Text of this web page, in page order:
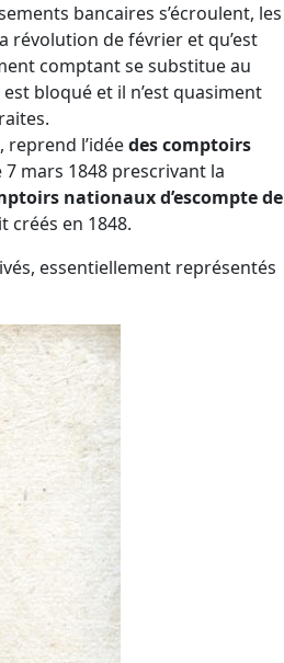
bancaires s’écroulent, les
révolution de février et qu’est
comptant se substitue au
bloqué et il n’est quasiment
l’idéedes comptoirs
mars 1848 prescrivant la
nationaux d’escompte de
créés en 1848.
essentiellement représentés